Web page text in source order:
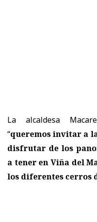
La alcaldesa
“queremos invitar a
disfrutar de los
a tener en Viña del
los diferentes cerros